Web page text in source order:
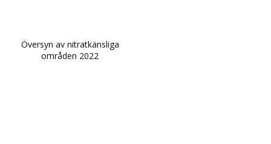
Översyn av nitratkänsliga
områden 2022